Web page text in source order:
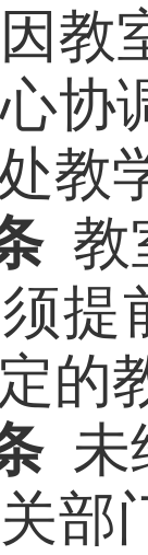
教
协
教
教
提
的
未
部